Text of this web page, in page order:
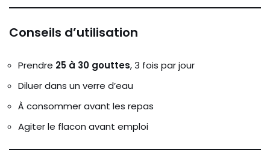
Conseils d’utilisation
Prendre 25 à 30 gouttes, 3 fois par jour
Diluer dans un verre d’eau
À consommer avant les repas
Agiter le flacon avant emploi